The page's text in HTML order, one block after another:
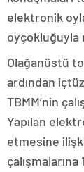
elektronik
oyçokluğuyla
Olağanüstü
ardından
TBMM’nin
Yapılan
etmesine
çalışmalarına